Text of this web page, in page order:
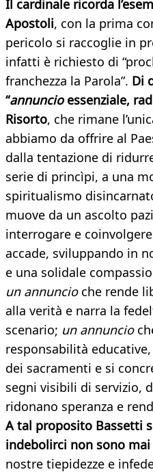
Il cardinale ricorda
Apostoli, con la prima
pericolo si raccoglie in
infatti è richiesto di
franchezza la Parola”. Di
“annuncioessenziale,
Risorto, che rimane
abbiamo da offrire al
dalla tentazione di
serie di princìpi, a una
spiritualismo
muove da un ascolto
interrogare e
accade, sviluppando in
e una solidale
un annuncioche rende
alla verità e narra la
scenario; un annuncio
responsabilità
dei sacramenti e si
segni visibili di servizio,
ridonano speranza e
A tal proposito Bassetti
indebolirci non sono
nostre tiepidezze e